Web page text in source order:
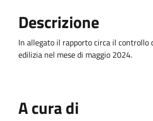
Descrizione
In allegato il rapporto circa il
edilizia nel mese di maggio 2024.
A cura di